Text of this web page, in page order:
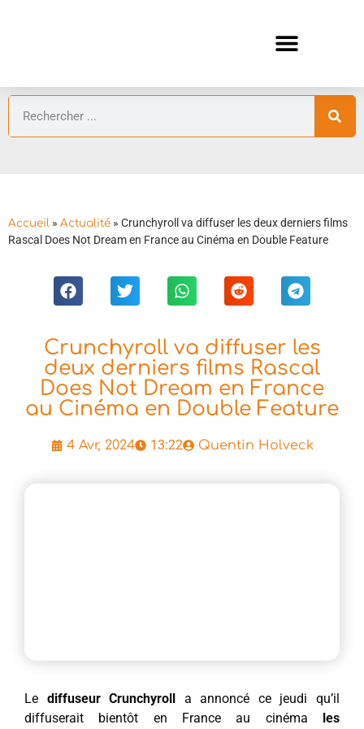
Accueil » Actualité » Crunchyroll va diffuser les deux derniers films
Rascal Does Not Dream en France au Cinéma en Double Feature
Crunchyroll va diffuser les
deux derniers films Rascal
Does Not Dream en France
au Cinéma en Double Feature
4 Avr, 2024 13:22 Quentin Holveck
Le diffuseur Crunchyroll
a annoncé ce jeudi qu’il
diffuserait bientôt en France au cinéma
les